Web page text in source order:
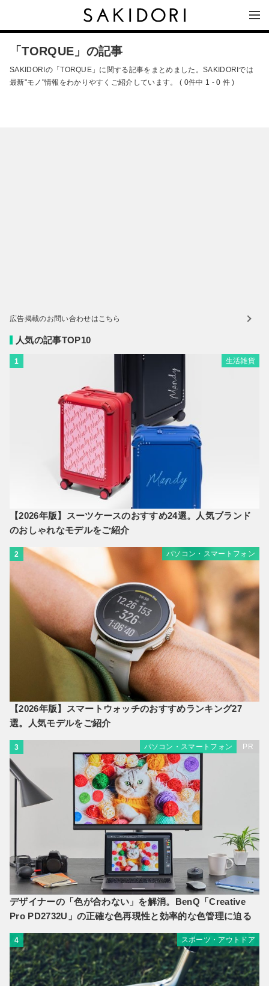
「TORQUE」の記事
SAKIDORIの「TORQUE」に関する記事をまとめました。SAKIDORIでは
最新"モノ"情報をわかりやすくご紹介しています。 ( 0件中 1 - 0 件 )
広告掲載のお問い合わせはこちら
人気の記事TOP10
1 生活雑貨
【2026年版】スーツケースのおすすめ24選。人気ブランド
のおしゃれなモデルをご紹介
2 パソコン・スマートフォン
【2026年版】スマートウォッチのおすすめランキング27
選。人気モデルをご紹介
3 パソコン・スマートフォン PR
デザイナーの「色が合わない」を解消。BenQ「Creative
Pro PD2732U」の正確な色再現性と効率的な色管理に迫る
4 スポーツ・アウトドア